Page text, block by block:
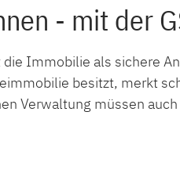
- mit der
Immobilie als sichere
besitzt, merkt
Verwaltung müssen